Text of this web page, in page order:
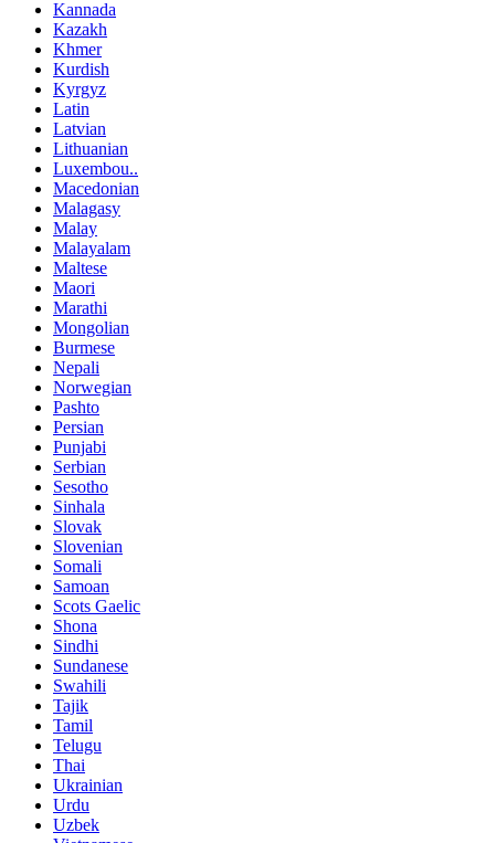
Kannada
Kazakh
Khmer
Kurdish
Kyrgyz
Latin
Latvian
Lithuanian
Luxembou..
Macedonian
Malagasy
Malay
Malayalam
Maltese
Maori
Marathi
Mongolian
Burmese
Nepali
Norwegian
Pashto
Persian
Punjabi
Serbian
Sesotho
Sinhala
Slovak
Slovenian
Somali
Samoan
Scots Gaelic
Shona
Sindhi
Sundanese
Swahili
Tajik
Tamil
Telugu
Thai
Ukrainian
Urdu
Uzbek